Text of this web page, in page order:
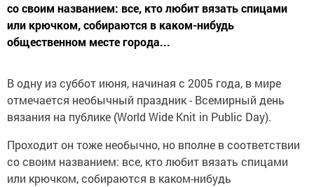
со своим названием: все, кто любит вязать спицами
или крючком, собираются в каком-нибудь
общественном месте города...
В одну из суббот июня, начиная с 2005 года, в мире
отмечается необычный праздник - Всемирный день
вязания на публике (World Wide Knit in Public Day).
Проходит он тоже необычно, но вполне в соответствии
со своим названием: все, кто любит вязать спицами
или крючком, собираются в каком-нибудь